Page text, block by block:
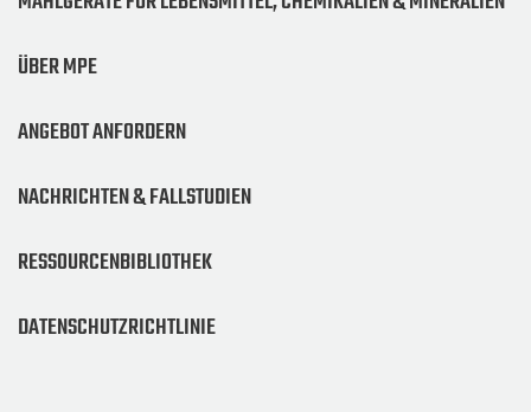
ÜBER MPE
ANGEBOT ANFORDERN
NACHRICHTEN & FALLSTUDIEN
RESSOURCENBIBLIOTHEK
DATENSCHUTZRICHTLINIE